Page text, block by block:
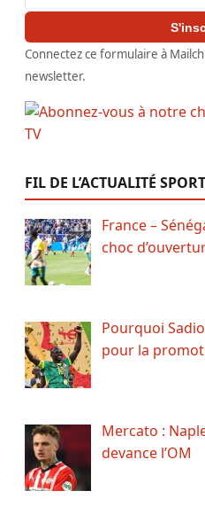
Connectez ce formulaire à
newsletter.
FIL DE L’ACTUALITÉ
France –
choc
Pourquoi
pour la
Mercato :
devance l’OM